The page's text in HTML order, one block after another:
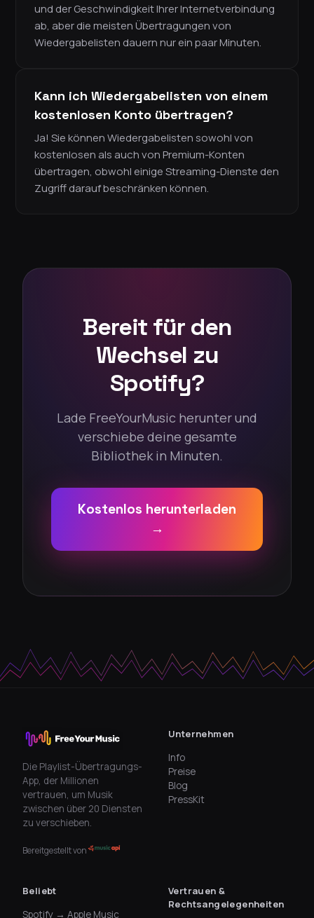
und der Geschwindigkeit Ihrer Internetverbindung
ab, aber die meisten Übertragungen von
Wiedergabelisten dauern nur ein paar Minuten.
Kann ich Wiedergabelisten von einem
kostenlosen Konto übertragen?
Ja! Sie können Wiedergabelisten sowohl von
kostenlosen als auch von Premium-Konten
übertragen, obwohl einige Streaming-Dienste den
Zugriff darauf beschränken können.
Bereit für den
Wechsel zu
Spotify?
Lade FreeYourMusic herunter und
verschiebe deine gesamte
Bibliothek in Minuten.
Kostenlos herunterladen
→
Die Playlist-Übertragungs-
App, der Millionen
vertrauen, um Musik
zwischen über 20 Diensten
zu verschieben.
Bereitgestellt von
Unternehmen
Info
Preise
Blog
PressKit
Beliebt
Spotify → Apple Music
Vertrauen &
Rechtsangelegenheiten